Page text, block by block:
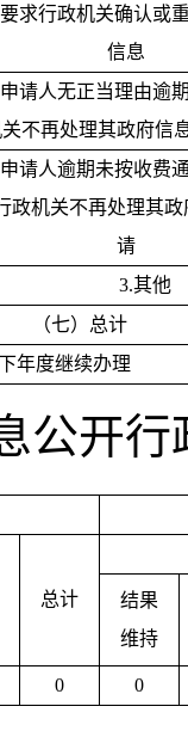
要求行政机关确认或
信息
申请人无正当理由逾
不再处理其政府信
申请人逾期未按收费
政机关不再处理其
请
3.其他
（七）总计
年度继续办理
公开
总计
结果
维持
0 0